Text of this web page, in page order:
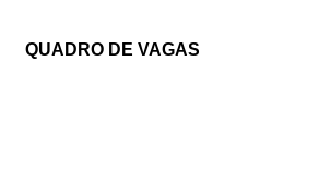
QUADRO DE VAGAS